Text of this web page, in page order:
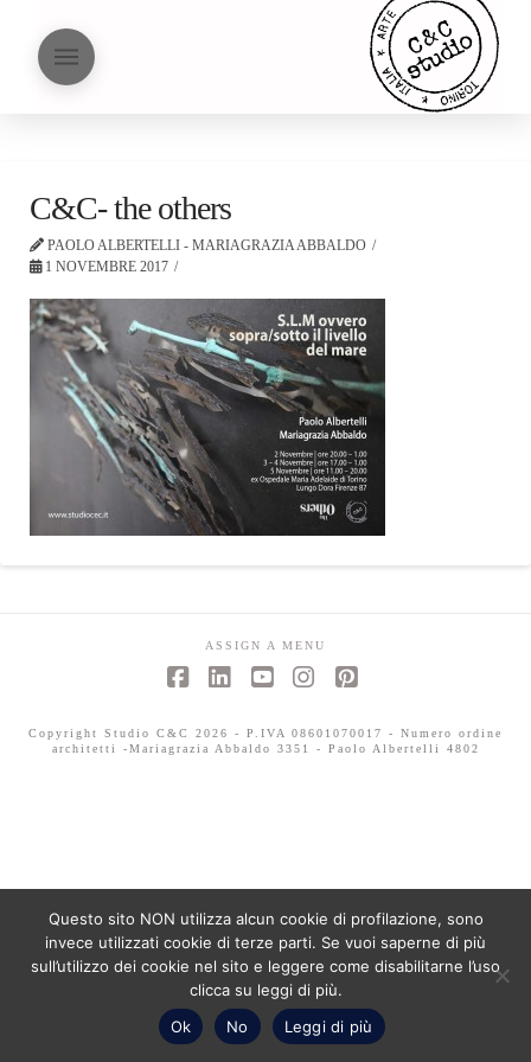
C&C- the others
PAOLO ALBERTELLI - MARIAGRAZIA ABBALDO
1 NOVEMBRE 2017
ASSIGN A MENU
Copyright Studio C&C 2026 - P.IVA 08601070017 - Numero ordine
architetti -Mariagrazia Abbaldo 3351 - Paolo Albertelli 4802
Questo sito NON utilizza alcun cookie di profilazione, sono
invece utilizzati cookie di terze parti. Se vuoi saperne di più
sull’utilizzo dei cookie nel sito e leggere come disabilitarne l’uso
clicca su leggi di più.
Ok
No Leggi di più